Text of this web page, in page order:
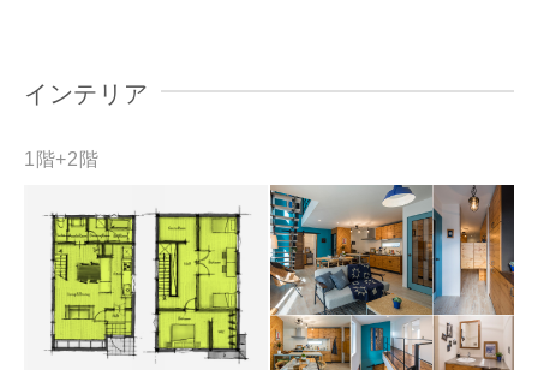
インテリア
1階+2階